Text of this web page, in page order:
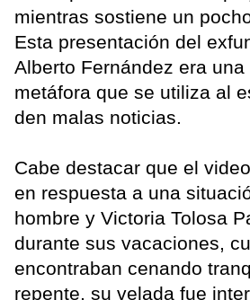
mientras sostiene un
Esta presentación del
Alberto Fernández era una
metáfora que se utiliza al
den malas noticias.
Cabe destacar que el
en respuesta a una
hombre y Victoria Tolosa
durante sus vacaciones,
encontraban cenando
repente, su velada fue